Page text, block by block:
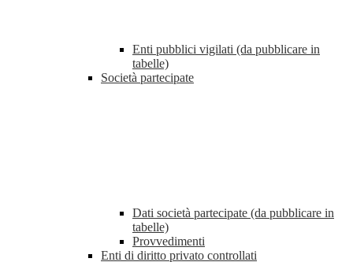
Enti pubblici vigilati (da pubblicare in
tabelle)
Società partecipate
Dati società partecipate (da pubblicare in
tabelle)
Provvedimenti
Enti di diritto privato controllati